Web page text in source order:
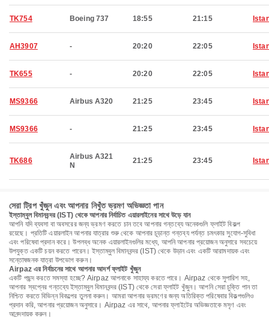
TK754 Boeing 737 18:55 21:15
AH3907 - 20:20 22:05
TK655 - 20:20 22:05
MS9366 Airbus A320 21:25 23:45
MS9366 - 21:25 23:45
TK686
Airbus A321
N
21:25 23:45
সেরা ট্রিপ খুঁজুন এবং আপনার নিখুঁত ভ্রমণ অভিজ্ঞতা পান
ইস্তাম্বুল বিমানবন্দর (IST) থেকে আপনার নির্বাচিত এয়ারলাইনের সাথে উড়ে যান
আপনি যদি ব্যবসা বা অবসরের জন্য ভ্রমণ করতে চান তবে আপনার গন্তব্যে অনেকগুলি ফ্লাইট বিকল্প
রয়েছে। প্রতিটি এয়ারলাইন আপনার যাত্রার শুরু থেকে আপনার চূড়ান্ত গন্তব্য পর্যন্ত চমৎকার সুযোগ-সুবিধা
এবং পরিষেবা প্রদান করে। উপলব্ধ অনেক এয়ারলাইনগুলির মধ্যে, আপনি আপনার প্রয়োজন অনুসারে সবচেয়ে
উপযুক্ত একটি চয়ন করতে পারেন। ইস্তাম্বুল বিমানবন্দর (IST) থেকে উড়ান এবং একটি আরামদায়ক এবং
সন্তোষজনক যাত্রা উপভোগ করুন।
Airpaz এর নির্বাচনের সাথে আপনার আদর্শ ফ্লাইট খুঁজুন
একটি পছন্দ করতে সমস্যা হচ্ছে? Airpaz আপনাকে সাহায্য করতে পারে। Airpaz থেকে সুপারিশ সহ,
আপনার স্বপ্নের গন্তব্যে ইস্তাম্বুল বিমানবন্দর (IST) থেকে সেরা ফ্লাইট খুঁজুন। আপনি সেরা চুক্তি পান তা
নিশ্চিত করতে বিভিন্ন বিকল্পের তুলনা করুন। আমরা আপনার ভ্রমণের জন্য অতিরিক্ত পরিষেবার বিকল্পগুলিও
প্রদান করি, আপনার প্রয়োজন অনুসারে। Airpaz এর সাথে, আপনার ফ্লাইটের অভিজ্ঞতাকে মসৃণ এবং
আনন্দদায়ক করুন।